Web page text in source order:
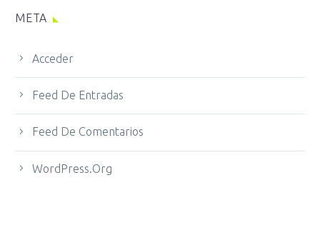
META
Acceder
Feed De Entradas
Feed De Comentarios
WordPress.org